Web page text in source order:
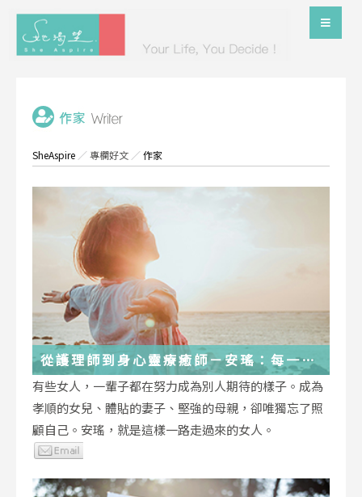
SheAspire ／專欄好文 ／作家
從護理師到身心靈療癒師－安瑤：每一段
低谷，都能成為重生的起點
有些女人，一輩子都在努力成為別人期待的樣子。成為
孝順的女兒、體貼的妻子、堅強的母親，卻唯獨忘了照
顧自己。安瑤，就是這樣一路走過來的女人。